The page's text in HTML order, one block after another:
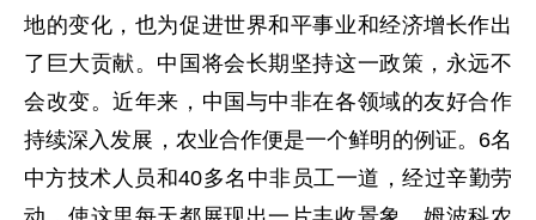
地的变化，也为促进世界和平事业和经济增长作出
了巨大贡献。中国将会长期坚持这一政策，永远不
会改变。近年来，中国与中非在各领域的友好合作
持续深入发展，农业合作便是一个鲜明的例证。6名
中方技术人员和40多名中非员工一道，经过辛勤劳